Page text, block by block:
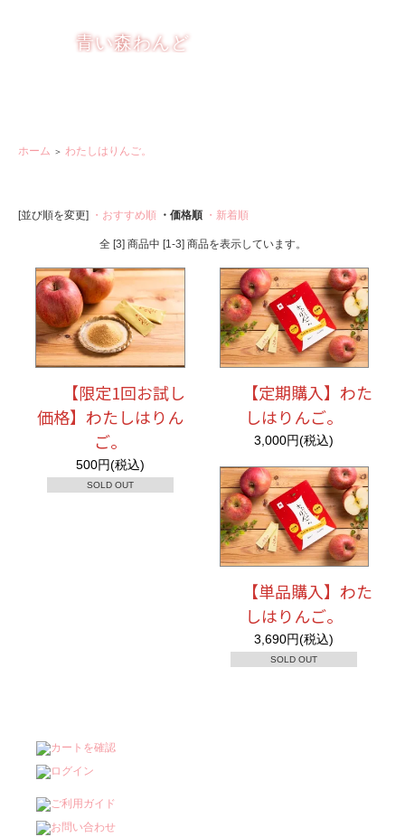
青い森わんど
ホーム ＞ わたしはりんご。
[並び順を変更] ・おすすめ順 ・価格順 ・新着順
全 [3] 商品中 [1-3] 商品を表示しています。
【限定1回お試し
価格】わたしはりん
ご。
500円(税込)
SOLD OUT
【定期購入】わた
しはりんご。
3,000円(税込)
【単品購入】わた
しはりんご。
3,690円(税込)
SOLD OUT